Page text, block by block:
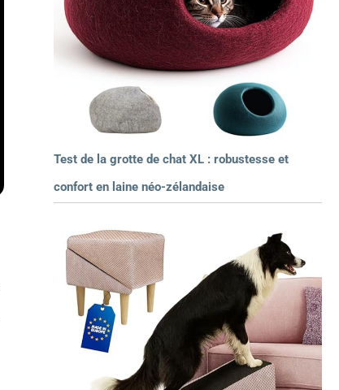
Test de la grotte de chat XL : robustesse et
confort en laine néo-zélandaise